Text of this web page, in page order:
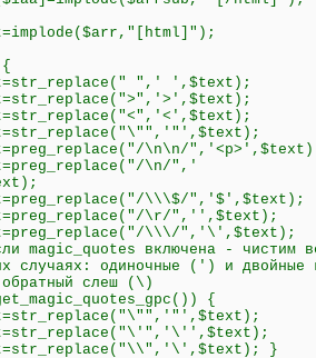
",' ',$text);
\n\n/
\n/",'
\\\$/",'$',$text);
\r/",'',$text);
\\\/",'\',$text);
magic_quotes включена - чистим
случаях: одиночные (') и двойные
слеш (\)
{
}